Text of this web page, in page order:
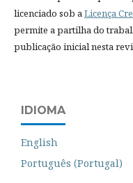
licenciado sob aLicença
permite a partilha do
publicação inicial nesta
IDIOMA
English
Português (Portugal)